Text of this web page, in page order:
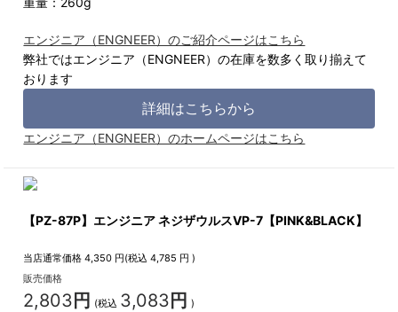
エンジニア（ENGNEER）のご紹介ページはこちら
弊社ではエンジニア（ENGNEER）の在庫を数多く取り揃えて
おります
詳細はこちらから
エンジニア（ENGNEER）のホームページはこちら
【PZ-87P】エンジニア ネジザウルスVP-7【PINK&BLACK】
当店通常価格 4,350 円(税込4,785 円 )
販売価格
2,803 円 (税込 3,083 円 )